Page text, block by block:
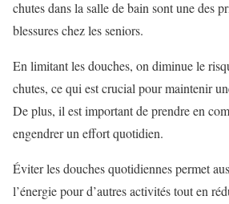
chutes dans la salle de bain sont une des
blessures chez les seniors.
En limitant les douches, on diminue le
chutes, ce qui est crucial pour maintenir
De plus, il est important de prendre en
engendrer un effort quotidien.
Éviter les douches quotidiennes permet
l’énergie pour d’autres activités tout en